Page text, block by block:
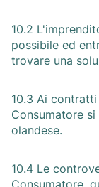
10.2
possibile ed
trovare una
10.3 Ai
Consumatore
olandese.
10.4 Le